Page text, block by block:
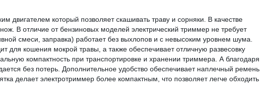
который позволяет скашивать траву и сорняки. В качестве
В отличие от бензиновых моделей электрический триммер не требует
смеси, заправка) работает без выхлопов и с невысоким уровнем шума.
для кошения мокрой травы, а также обеспечивает отличную развесовку
компактность при транспортировке и хранении триммера. А благодаря
без потерь. Дополнительное удобство обеспечивает наплечный ремень,
делает электротриммер более компактным, что позволяет легче обходить